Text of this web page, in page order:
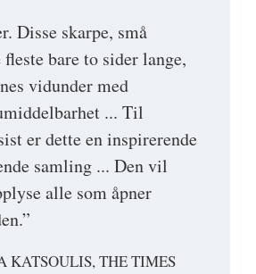
Disse skarpe, små
fleste bare to sider lange,
vidunder med
... Til
er dette en inspirerende
samling ... Den vil
alle som åpner
KATSOULIS, THE TIMES